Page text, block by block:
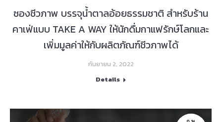
ซองชีวภาพ บรรจุน้ำตาลอ้อยธรรมชาติ สำหรับร้าน
คาเฟ่แบบ TAKE A WAY ให้นักดื่มกาแฟรักษ์โลกและ
เพิ่มมูลค่าให้กับผลิตภัณฑ์ชีวภาพได้
กันยายน 2, 2022
Details